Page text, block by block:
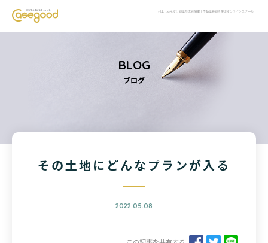
村上しゅんすけ資産形成戦略室｜不動産投資を学ぶオンラインスクール
BLOG
ブログ
その土地にどんなプランが入る
2022.05.08